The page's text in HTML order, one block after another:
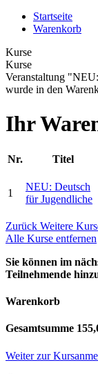
Startseite
Warenkorb
Kurse
Kurse
Veranstaltung
wurde in den
Ihr
Nr. Titel
1
NEU: Deutsch
für Jugendliche
Zurück Weitere
Alle Kurse entfernen
Sie können im
Teilnehmende
Warenkorb
Gesamtsumme
Weiter zur